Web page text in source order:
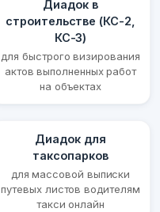
Диадок в
строительстве (КС-2,
КС-3)
для быстрого визирования
актов выполненных работ
на объектах
Диадок для
таксопарков
для массовой выписки
путевых листов водителям
такси онлайн